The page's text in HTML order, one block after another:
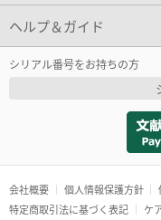
ヘルプ＆ガイド
シリアル番号をお持ちの方
会社概要 個人情報保護方針
特定商取引法に基づく表記
ケ